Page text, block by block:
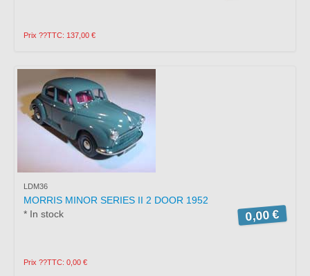
Prix ??TTC: 137,00 €
LDM36
MORRIS MINOR SERIES II 2 DOOR 1952
* In stock
0,00 €
Prix ??TTC: 0,00 €